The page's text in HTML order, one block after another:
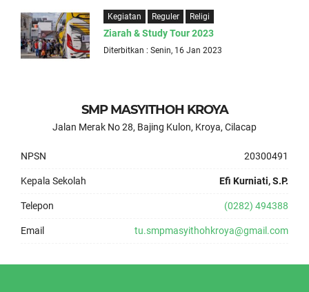
Kegiatan Reguler Religi
Ziarah & Study Tour 2023
Diterbitkan : Senin, 16 Jan 2023
SMP MASYITHOH KROYA
Jalan Merak No 28, Bajing Kulon, Kroya, Cilacap
NPSN 20300491
Kepala Sekolah Efi Kurniati, S.P.
Telepon (0282) 494388
Email tu.smpmasyithohkroya@gmail.com